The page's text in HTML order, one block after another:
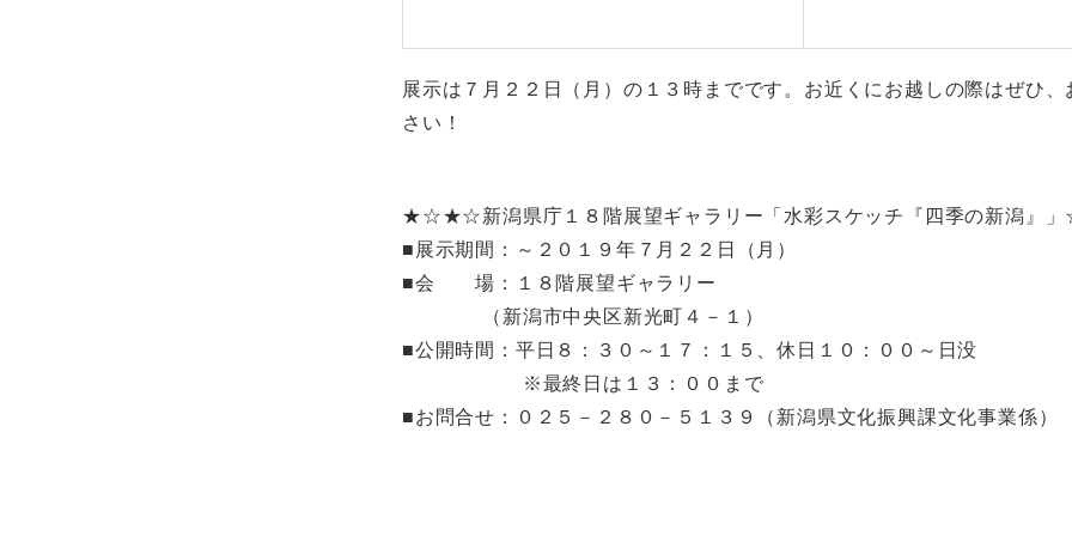
展示は７月２２日（月）の１３時までです。お近くにお越しの際はぜひ、
さい！
★☆★☆新潟県庁１８階展望ギャラリー「水彩スケッチ『四季の新潟
■展示期間：～２０１９年７月２２日（月）
■会 場：１８階展望ギャラリー
（新潟市中央区新光町４－１）
■公開時間：平日８：３０～１７：１５、休日１０：００～日没
※最終日は１３：００まで
■お問合せ：０２５－２８０－５１３９（新潟県文化振興課文化事業係）